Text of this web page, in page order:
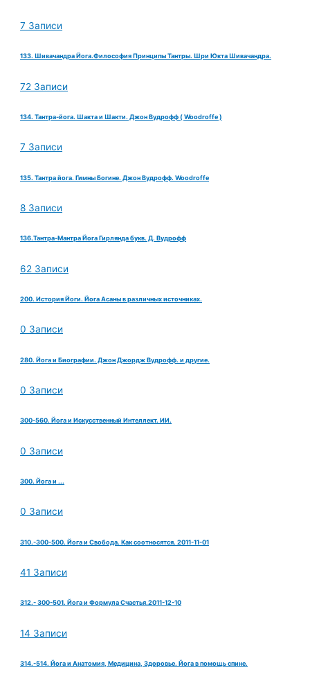
7 Записи
133. Шивачандра Йога.Философия Принципы Тантры. Шри Юкта Шивачандра.
72 Записи
134. Тантра-йога. Шакта и Шакти. Джон Вудрофф ( Woodroffe )
7 Записи
135. Тантра йога. Гимны Богине. Джон Вудрофф. Woodroffe
8 Записи
136.Тантра-Мантра Йога Гирлянда букв. Д. Вудрофф
62 Записи
200. История Йоги. Йога Асаны в различных источниках.
0 Записи
280. Йога и Биографии. Джон Джордж Вудрофф. и другие.
0 Записи
300-560. Йога и Искусственный Интеллект. ИИ.
0 Записи
300. Йога и ...
0 Записи
310.-300-500. Йога и Свобода. Как соотносятся. 2011-11-01
41 Записи
312.- 300-501. Йога и Формула Счастья.2011-12-10
14 Записи
314.-514. Йога и Анатомия, Медицина, Здоровье. Йога в помощь спине.